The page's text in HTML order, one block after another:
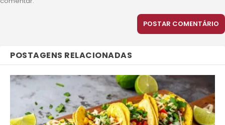
POSTAGENS RELACIONADAS